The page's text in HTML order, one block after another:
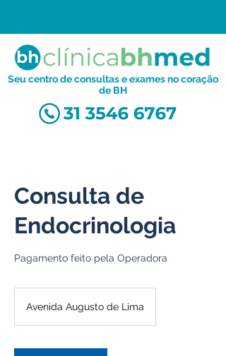
Seu centro de consultas e exames no coração
de BH
Consulta de
Endocrinologia
Pagamento feito pela Operadora
Avenida Augusto de Lima